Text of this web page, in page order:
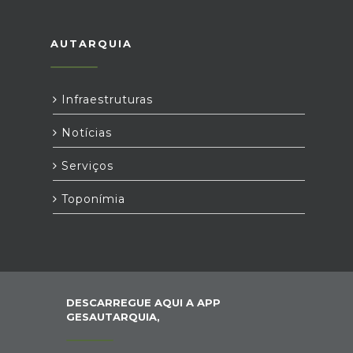
AUTARQUIA
Infraestruturas
Notícias
Serviços
Toponímia
DESCARREGUE AQUI A APP
GESAUTARQUIA,